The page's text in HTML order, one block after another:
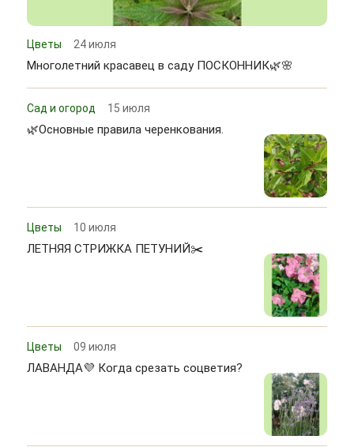
Цветы 24 июля
Многолетний красавец в саду ПОСКОННИК🌿🌸
Сад и огород 15 июля
🌿Основные правила черенкования.
Цветы 10 июля
ЛЕТНЯЯ СТРИЖКА ПЕТУНИЙ✂️
Цветы 09 июля
ЛАВАНДА💜 Когда срезать соцветия?